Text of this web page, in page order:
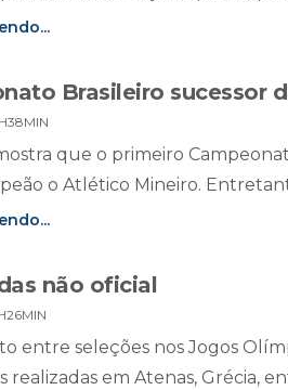
Brasileiro sucessor
que o primeiro
o Atlético Mineiro.
não oficial
entre seleções nos Jogos
realizadas em Atenas, Grécia,